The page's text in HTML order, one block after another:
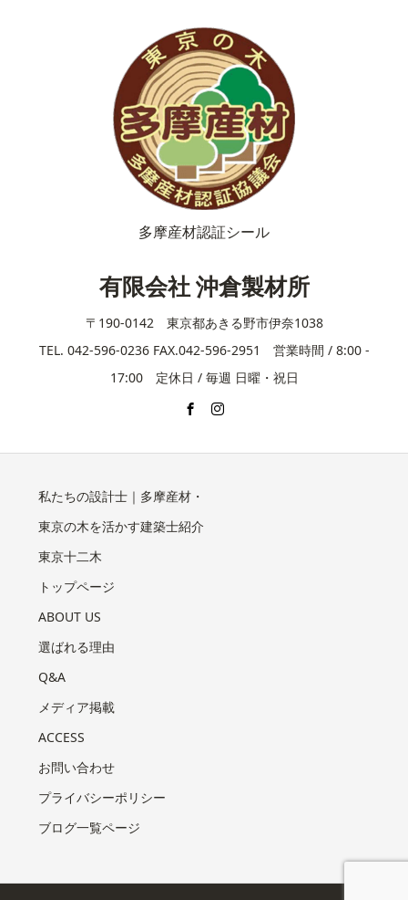
多摩産材認証シール
有限会社 沖倉製材所
〒190-0142 東京都あきる野市伊奈1038
TEL. 042-596-0236 FAX.042-596-2951 営業時間 / 8:00 -
17:00 定休日 / 毎週 日曜・祝日
私たちの設計士｜多摩産材・
東京の木を活かす建築士紹介
東京十二木
トップページ
ABOUT US
選ばれる理由
Q&A
メディア掲載
ACCESS
お問い合わせ
プライバシーポリシー
ブログ一覧ページ